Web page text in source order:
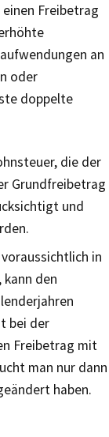
Freibetrag
an
oder
doppelte
die der
Grundfreibetrag
und
in
den
bei der
Freibetrag mit
man nur dann
haben.